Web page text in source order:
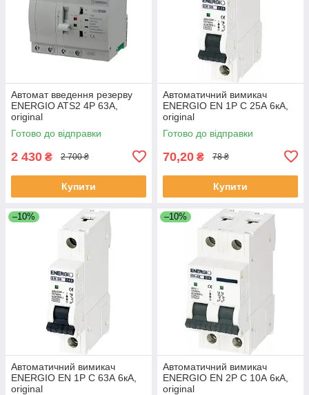
Автомат введення резерву
ENERGIO ATS2 4P 63A,
original
Готово до відправки
2 430 ₴ 2 700 ₴
Купити
Автоматичний вимикач
ENERGIO EN 1P C 25А 6кА,
original
Готово до відправки
70,20 ₴ 78 ₴
Купити
–10%
Автоматичний вимикач
ENERGIO EN 1P C 63А 6кА,
original
–10%
Автоматичний вимикач
ENERGIO EN 2P C 10А 6кА,
original